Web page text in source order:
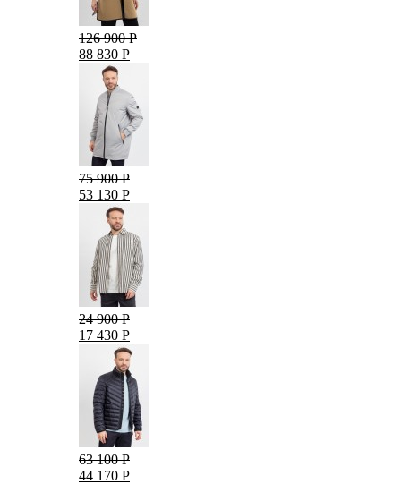
126 900 Р
88 830 Р
75 900 Р
53 130 Р
24 900 Р
17 430 Р
63 100 Р
44 170 Р